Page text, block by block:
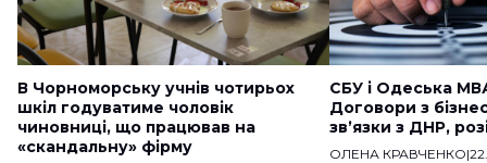
В Чорноморську учнів чотирьох
шкіл годуватиме чоловік
чиновниці, що працював на
«скандальну» фірму
СБУ і Одеська
Договори з
звʼязки з ДНР,
ОЛЕНА КРАВЧЕНКО|